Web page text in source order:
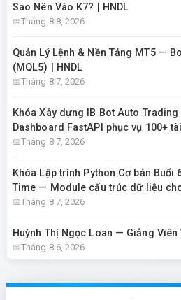
Sao Nên Vào K7? | HNDL
Tháng 8 8, 2026
Quản Lý Lệnh & Nền Tảng MT5 —
(MQL5) | HNDL
Tháng 8 7, 2026
Khóa Xây dựng IB Bot Auto
Dashboard FastAPI phục vụ 100+
Tháng 8 7, 2026
Khóa Lập trình Python Cơ bản Buổi
Time — Module cấu trúc dữ liệu
Tháng 8 7, 2026
Huỳnh Thị Ngọc Loan — Giảng Viên
Tháng 8 6, 2026